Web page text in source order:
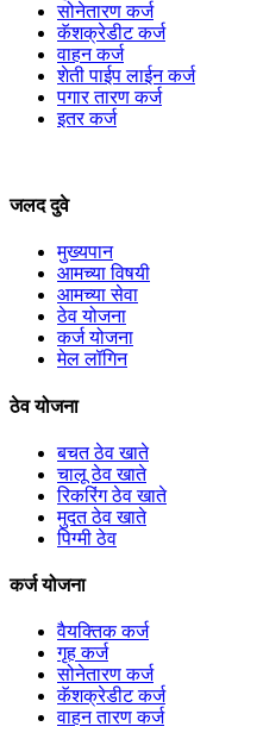
सोनेतारण कर्ज
कॅशक्रेडीट कर्ज
वाहन कर्ज
शेती पाईप लाईन कर्ज
पगार तारण कर्ज
इतर कर्ज
जलद दुवे
मुख्यपान
आमच्या विषयी
आमच्या सेवा
ठेव योजना
कर्ज योजना
मेल लॉगिन
ठेव योजना
बचत ठेव खाते
चालू ठेव खाते
रिकरिंग ठेव खाते
मुदत ठेव खाते
पिग्मी ठेव
कर्ज योजना
वैयक्तिक कर्ज
गृह कर्ज
सोनेतारण कर्ज
कॅशक्रेडीट कर्ज
वाहन तारण कर्ज